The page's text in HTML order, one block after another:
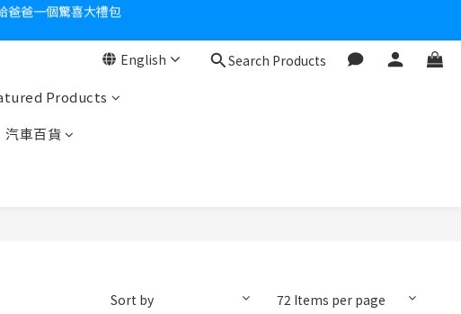
熱感歸零！
English Search Products
Products
汽車百貨
Sort by 72 Items per page